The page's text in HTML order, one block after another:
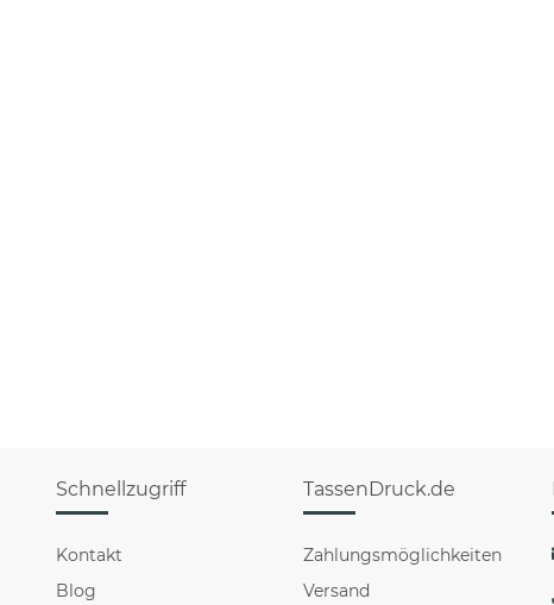
Schnellzugriff
Kontakt
Blog
TassenDruck.de
Zahlungsmöglichkeiten
Versand